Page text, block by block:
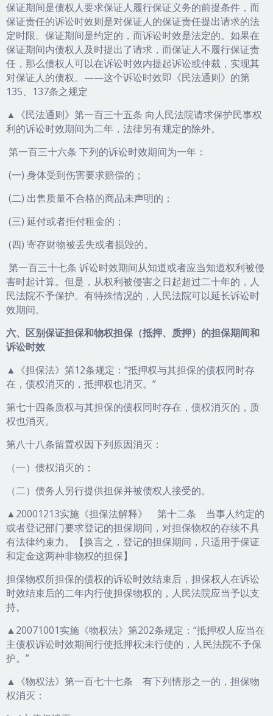
保证期间是债权人要求保证人履行保证义务的前提条件，而
保证责任的诉讼时效则是对保证人的保证责任提出请求的法
定时限。保证期间是约定的，而诉讼时效是法定的。如果在
保证期间内债权人及时提出了请求，而保证人不履行保证责
任，那么债权人可以在诉讼时效内提起诉讼或仲裁，实现其
对保证人的债权。——这个诉讼时效即《民法通则》的第
135、137条之规定
▲《民法通则》第一百三十五条 向人民法院请求保护民事权
利的诉讼时效期间为二年，法律另有规定的除外。
第一百三十六条 下列的诉讼时效期间为一年：
(一) 身体受到伤害要求赔偿的；
(二) 出售质量不合格的商品未声明的；
(三) 延付或者拒付租金的；
(四) 寄存财物被丢失或者损毁的。
第一百三十七条 诉讼时效期间从知道或者应当知道权利被侵
害时起计算。但是，从权利被侵害之日起超过二十年的，人
民法院不予保护。有特殊情况的，人民法院可以延长诉讼时
效期间。
六、区别保证担保和物权担保（抵押、质押）的担保期间和
诉讼时效
▲《担保法》第12条规定：“抵押权与其担保的债权同时存
在，债权消灭的，抵押权也消灭。”
第七十四条质权与其担保的债权同时存在，债权消灭的，质
权也消灭。
第八十八条留置权因下列原因消灭：
（一）债权消灭的；
（二）债务人另行提供担保并被债权人接受的。
▲20001213实施《担保法解释》 第十二条 当事人约定的
或者登记部门要求登记的担保期间，对担保物权的存续不具
有法律约束力。【换言之，登记的担保期间，只适用于保证
和定金这两种非物权的担保】
担保物权所担保的债权的诉讼时效结束后，担保权人在诉讼
时效结束后的二年内行使担保物权的，人民法院应当予以支
持。
▲20071001实施《物权法》第202条规定：“抵押权人应当在
主债权诉讼时效期间行使抵押权;未行使的，人民法院不予保
护。”
▲《物权法》第一百七十七条 有下列情形之一的，担保物
权消灭：